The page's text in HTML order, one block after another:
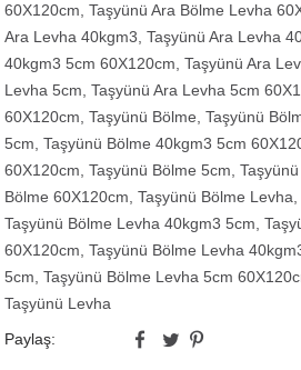
60X120cm Taşyünü Ara Bölme Levha
Ara Levha 40kgm3 Taşyünü Ara Levha
40kgm3 5cm 60X120cm Taşyünü Ara
Levha 5cm Taşyünü Ara Levha 5cm
60X120cm Taşyünü Bölme Taşyünü
5cm Taşyünü Bölme 40kgm3 5cm
60X120cm Taşyünü Bölme 5cm
Bölme 60X120cm Taşyünü Bölme Levha
Taşyünü Bölme Levha 40kgm3 5cm
60X120cm Taşyünü Bölme Levha
5cm Taşyünü Bölme Levha 5cm
Taşyünü Levha
Paylaş: